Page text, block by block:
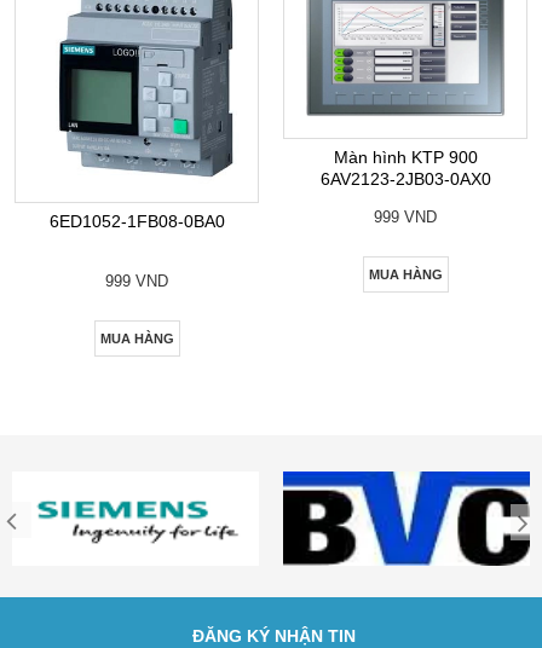
6ED1052-1FB08-0BA0
999 VND
MUA HÀNG
Màn hình KTP 900
6AV2123-2JB03-0AX0
999 VND
MUA HÀNG
ĐĂNG KÝ NHẬN TIN